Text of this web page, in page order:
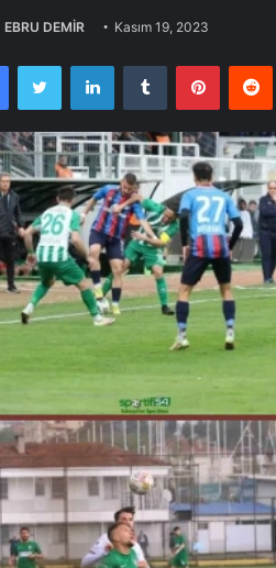
EBRU DEMİR Kasım 19, 2023
FacebookTwitter LinkedInTumblr Pinterest